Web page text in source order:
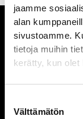
jaamme
alan
sivustoamme.
tietoja muihin
kerätty, kun olet
valinta
Välttämätön